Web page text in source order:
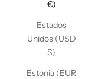
€)
Estados
Unidos (USD
$)
Estonia (EUR